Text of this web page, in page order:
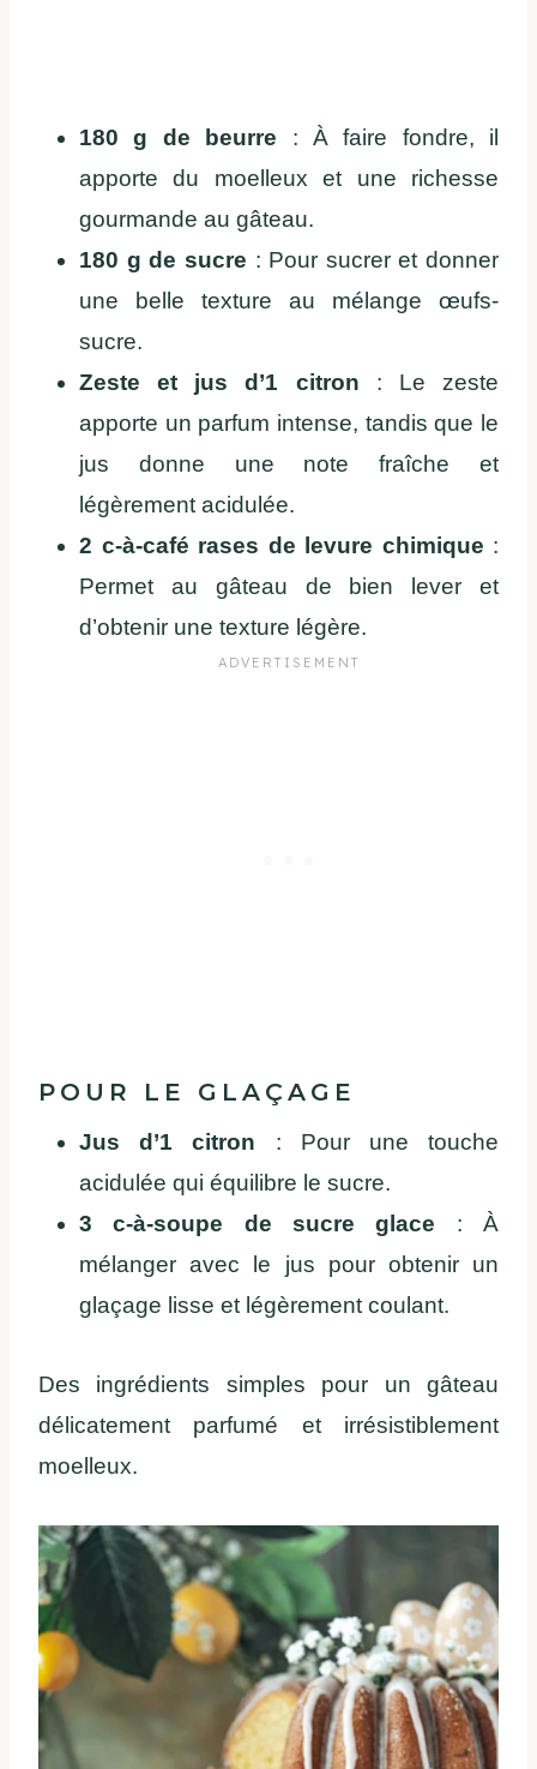
180 g de beurre : À faire fondre, il
apporte du moelleux et une richesse
gourmande au gâteau.
180 g de sucre : Pour sucrer et donner
une belle texture au mélange œufs-
sucre.
Zeste et jus d’1 citron : Le zeste
apporte un parfum intense, tandis que le
jus donne une note fraîche et
légèrement acidulée.
2 c-à-café rases de levure chimique :
Permet au gâteau de bien lever et
d’obtenir une texture légère.
POUR LE GLAÇAGE
Jus d’1 citron : Pour une touche
acidulée qui équilibre le sucre.
3 c-à-soupe de sucre glace : À
mélanger avec le jus pour obtenir un
glaçage lisse et légèrement coulant.
Des ingrédients simples pour un gâteau
délicatement parfumé et irrésistiblement
moelleux.